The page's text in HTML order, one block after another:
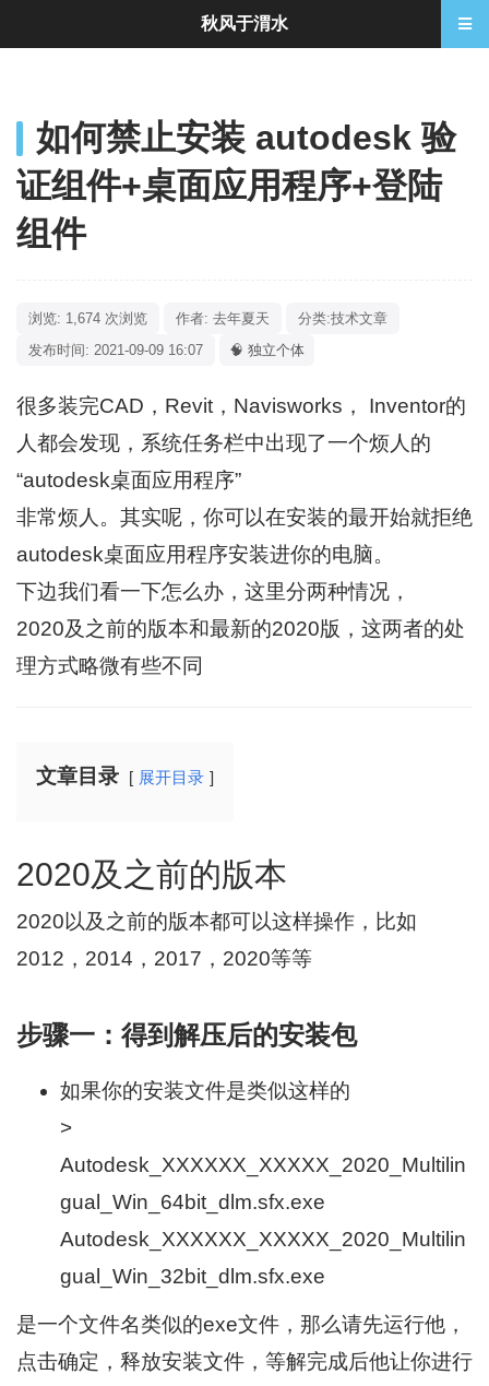
如何禁止安装 autodesk 验
证组件+桌面应用程序+登陆
组件
浏览: 1,674 次浏览 作者: 去年夏天 分类:技术文章
发布时间: 2021-09-09 16:07
🧠 独立个体
很多装完CAD，Revit，Navisworks， Inventor的
人都会发现，系统任务栏中出现了一个烦人的
“autodesk桌面应用程序”
非常烦人。其实呢，你可以在安装的最开始就拒绝
autodesk桌面应用程序安装进你的电脑。
下边我们看一下怎么办，这里分两种情况，
2020及之前的版本和最新的2020版，这两者的处
理方式略微有些不同
文章目录 展开目录
2020及之前的版本
2020以及之前的版本都可以这样操作，比如
2012，2014，2017，2020等等
步骤一：得到解压后的安装包
如果你的安装文件是类似这样的
>
Autodesk_XXXXXX_XXXXX_2020_Multilin
gual_Win_64bit_dlm.sfx.exe
Autodesk_XXXXXX_XXXXX_2020_Multilin
gual_Win_32bit_dlm.sfx.exe
是一个文件名类似的exe文件，那么请先运行他，
点击确定，释放安装文件，等解完成后他让你进行
秋风于渭水